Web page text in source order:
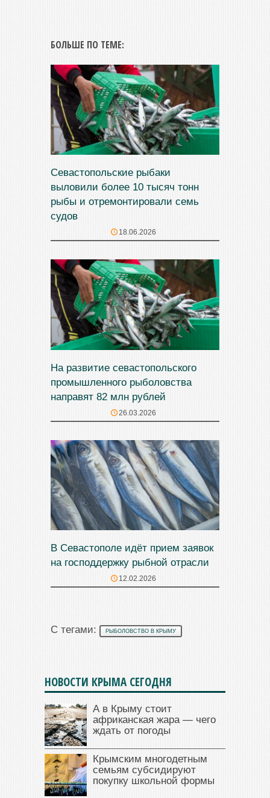
БОЛЬШЕ ПО ТЕМЕ:
Севастопольские рыбаки
выловили более 10 тысяч тонн
рыбы и отремонтировали семь
судов
18.06.2026
На развитие севастопольского
промышленного рыболовства
направят 82 млн рублей
26.03.2026
В Севастополе идёт прием заявок
на господдержку рыбной отрасли
12.02.2026
С тегами: РЫБОЛОВСТВО В КРЫМУ
НОВОСТИ КРЫМА СЕГОДНЯ
А в Крыму стоит
африканская жара — чего
ждать от погоды
Крымским многодетным
семьям субсидируют
покупку школьной формы